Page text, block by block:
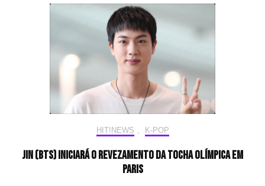
HIT!NEWS K-POP
Jin (BTS) iniciará o revezamento da tocha olímpica em
Paris